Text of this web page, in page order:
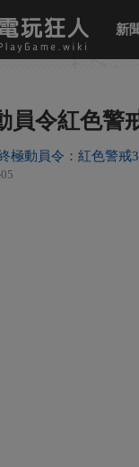
新
員令紅色警
極動員令：紅色警戒3